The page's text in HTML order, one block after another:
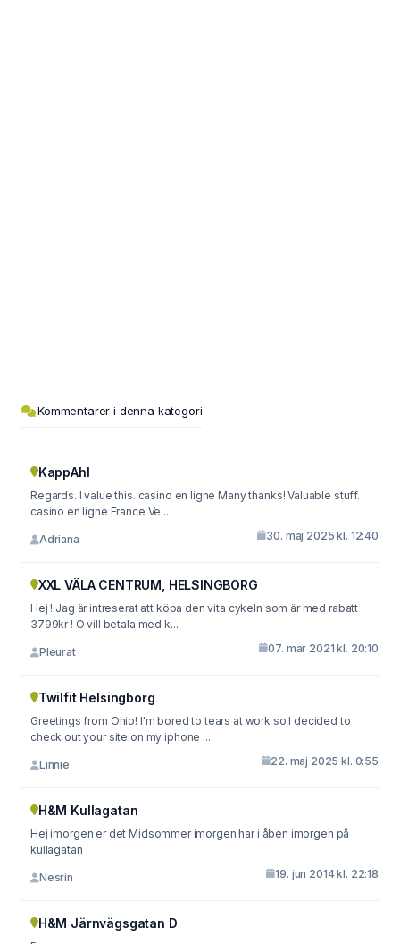
Kommentarer i denna kategori
KappAhl
Regards. I value this. casino en ligne Many thanks! Valuable stuff.
casino en ligne France Ve...
Adriana 30. maj 2025 kl. 12:40
XXL VÄLA CENTRUM, HELSINGBORG
Hej ! Jag är intreserat att köpa den vita cykeln som är med rabatt
3799kr ! O vill betala med k...
Pleurat 07. mar 2021 kl. 20:10
Twilfit Helsingborg
Greetings from Ohio! I'm bored to tears at work so I decided to
check out your site on my iphone ...
Linnie 22. maj 2025 kl. 0:55
H&M Kullagatan
Hej imorgen er det Midsommer imorgen har i åben imorgen på
kullagatan
Nesrin 19. jun 2014 kl. 22:18
H&M Järnvägsgatan D